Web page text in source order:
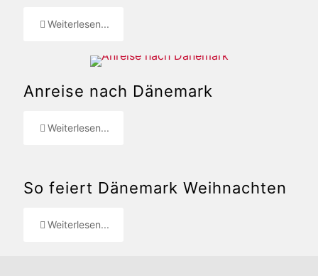
Weiterlesen...
Anreise nach Dänemark
Weiterlesen...
So feiert Dänemark Weihnachten
Weiterlesen...